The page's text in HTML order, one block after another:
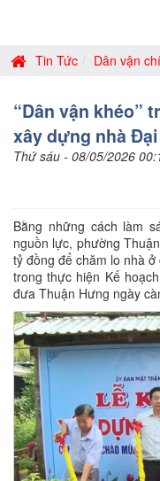
Tin Tức Dân vận
“Dân vận khéo”
xây dựng nhà
Thứ sáu - 08/05/2026
Bằng những cách làm
nguồn lực, phường
tỷ đồng để chăm lo nhà
trong thực hiện Kế
đưa Thuận Hưng ngày